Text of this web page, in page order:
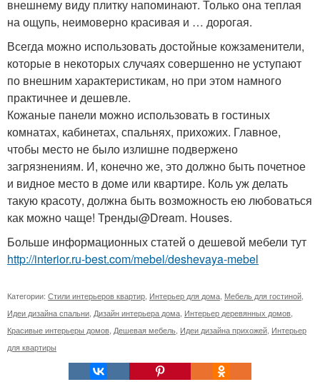
внешнему виду плитку напоминают. Только она теплая
на ощупь, неимоверно красивая и … дорогая.
Всегда можно использовать достойные кожзаменители,
которые в некоторых случаях совершенно не уступают
по внешним характеристикам, но при этом намного
практичнее и дешевле.
Кожаные панели можно использовать в гостиных
комнатах, кабинетах, спальнях, прихожих. Главное,
чтобы место не было излишне подвержено
загрязнениям. И, конечно же, это должно быть почетное
и видное место в доме или квартире. Коль уж делать
такую красоту, должна быть возможность ею любоваться
как можно чаще! Тренды@Dream. Houses.
Больше информационных статей о дешевой мебели тут
http://interior.ru-best.com/mebel/deshevaya-mebel
Категории: Стили интерьеров квартир Интерьер для дома Мебель для гостиной
Идеи дизайна спальни Дизайн интерьера дома Интерьер деревянных домов
Красивые интерьеры домов Дешевая мебель Идеи дизайна прихожей Интерьер
для квартиры